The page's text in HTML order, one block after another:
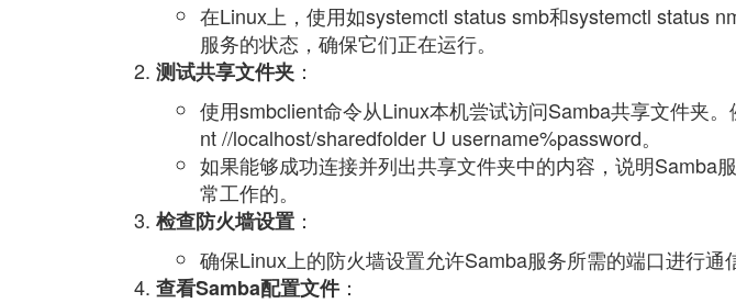
在Linux上，使用如systemctl status smb和systemctl status
服务的状态，确保它们正在运行。
测试共享文件夹 ：
使用smbclient命令从Linux本机尝试访问Samba共享文件夹
nt //localhost/sharedfolder U username%password。
如果能够成功连接并列出共享文件夹中的内容，说明Samba
常工作的。
检查防火墙设置 ：
确保Linux上的防火墙设置允许Samba服务所需的端口进行通
查看Samba配置文件：